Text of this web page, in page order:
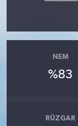
NEM
%83
RÜZGAR